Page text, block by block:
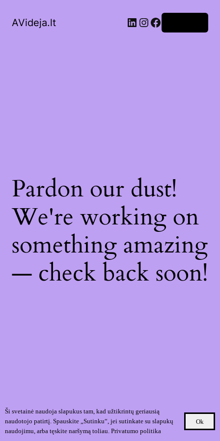
AVideja.lt LinkedIn
Instagram
Facebook
Pardon our dust!
We're working on
something amazing
— check back soon!
Ši svetainė naudoja slapukus tam, kad užtikrintų geriausią
naudotojo patirtį. Spauskite „Sutinku“, jei sutinkate su slapukų
naudojimu, arba tęskite naršymą toliau. Privatumo politika
Ok